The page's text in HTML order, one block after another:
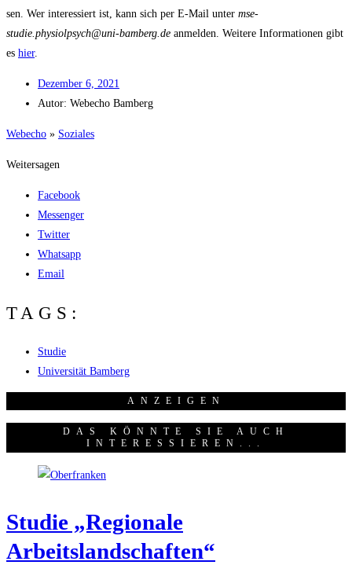
sen. Wer inter­es­siert ist, kann sich per E‑Mail unter mse-
studie.physiolpsych@uni-bamberg.de anmel­den. Wei­te­re Infor­ma­tio­nen gibt
es hier.
Dezem­ber 6, 2021
Autor: Web­echo Bamberg
Web­echo » Sozia­les
Weitersagen
Facebook
Messenger
Twitter
Whatsapp
Email
TAGS:
Studie
Universität Bamberg
ANZEI­GEN
DAS KÖNNTE SIE AUCH
INTERESSIEREN...
Stu­die „Regio­na­le
Arbeitslandschaften“